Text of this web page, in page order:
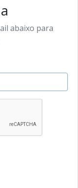
abaixo para